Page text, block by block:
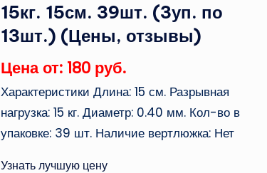
15кг. 15см. 39шт. (3уп. по
13шт.) (Цены, отзывы)
Цена от: 180 руб.
Характеристики Длина: 15 см. Разрывная
нагрузка: 15 кг. Диаметр: 0.40 мм. Кол-во в
упаковке: 39 шт. Наличие вертлюжка: Нет
Узнать лучшую цену